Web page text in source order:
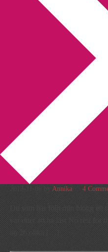
Hem
Bokbloggsjerka
Kriminalroman
You are here:
Archives
kriminalromaner
Recension:
av 20 författare
Annika 4
var efter att ha läst No rest for